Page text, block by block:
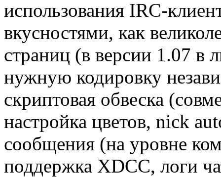
использования IRC-
вкусностями, как
страниц (в версии 1.07 в
нужную кодировку
скриптовая обвеска
настройка цветов, nick
сообщения (на уровне
поддержка XDCC, логи